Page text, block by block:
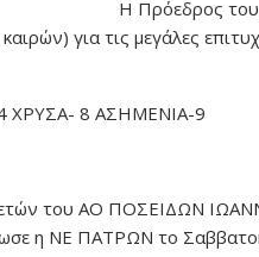
Η Πρόεδρος
για τις μεγάλες
ΧΡΥΣΑ- 8 ΑΣΗΜΕΝΙΑ-9
ετών του ΑΟ ΠΟΣΕΙΔΩΝ
η ΝΕ ΠΑΤΡΩΝ το